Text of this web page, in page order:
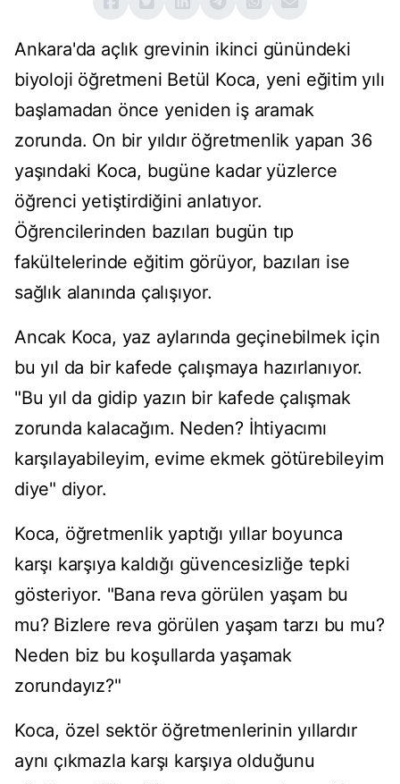
Ankara'da açlık grevinin ikinci günündeki
biyoloji öğretmeni Betül Koca, yeni eğitim yılı
başlamadan önce yeniden iş aramak
zorunda. On bir yıldır öğretmenlik yapan 36
yaşındaki Koca, bugüne kadar yüzlerce
öğrenci yetiştirdiğini anlatıyor.
Öğrencilerinden bazıları bugün tıp
fakültelerinde eğitim görüyor, bazıları ise
sağlık alanında çalışıyor.
Ancak Koca, yaz aylarında geçinebilmek için
bu yıl da bir kafede çalışmaya hazırlanıyor.
"Bu yıl da gidip yazın bir kafede çalışmak
zorunda kalacağım. Neden? İhtiyacımı
karşılayabileyim, evime ekmek götürebileyim
diye" diyor.
Koca, öğretmenlik yaptığı yıllar boyunca
karşı karşıya kaldığı güvencesizliğe tepki
gösteriyor. "Bana reva görülen yaşam bu
mu? Bizlere reva görülen yaşam tarzı bu mu?
Neden biz bu koşullarda yaşamak
zorundayız?"
Koca, özel sektör öğretmenlerinin yıllardır
aynı çıkmazla karşı karşıya olduğunu